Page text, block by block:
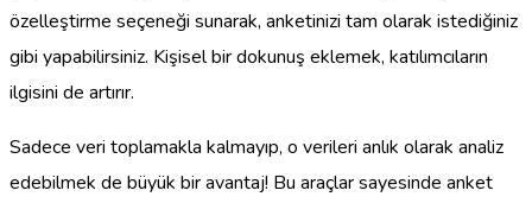
özelleştirme seçeneği sunarak, anketinizi tam olarak istediğiniz
gibi yapabilirsiniz. Kişisel bir dokunuş eklemek, katılımcıların
ilgisini de artırır.
Sadece veri toplamakla kalmayıp, o verileri anlık olarak analiz
edebilmek de büyük bir avantaj! Bu araçlar sayesinde anket